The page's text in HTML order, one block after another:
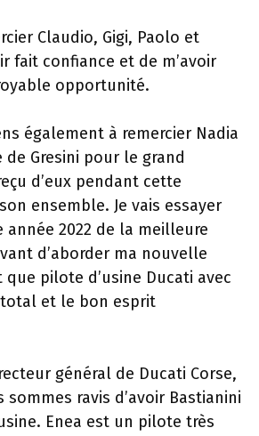
Claudio, Gigi, Paolo et
fait confiance et de m’avoir
opportunité.
également à remercier Nadia
Gresini pour le grand
d’eux pendant cette
ensemble. Je vais essayer
2022 de la meilleure
d’aborder ma nouvelle
pilote d’usine Ducati avec
et le bon esprit
général de Ducati Corse,
sommes ravis d’avoir Bastianini
Enea est un pilote très